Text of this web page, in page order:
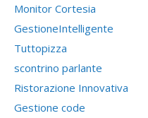
Monitor Cortesia
GestioneIntelligente
Tuttopizza
scontrino parlante
Ristorazione Innovativa
Gestione code